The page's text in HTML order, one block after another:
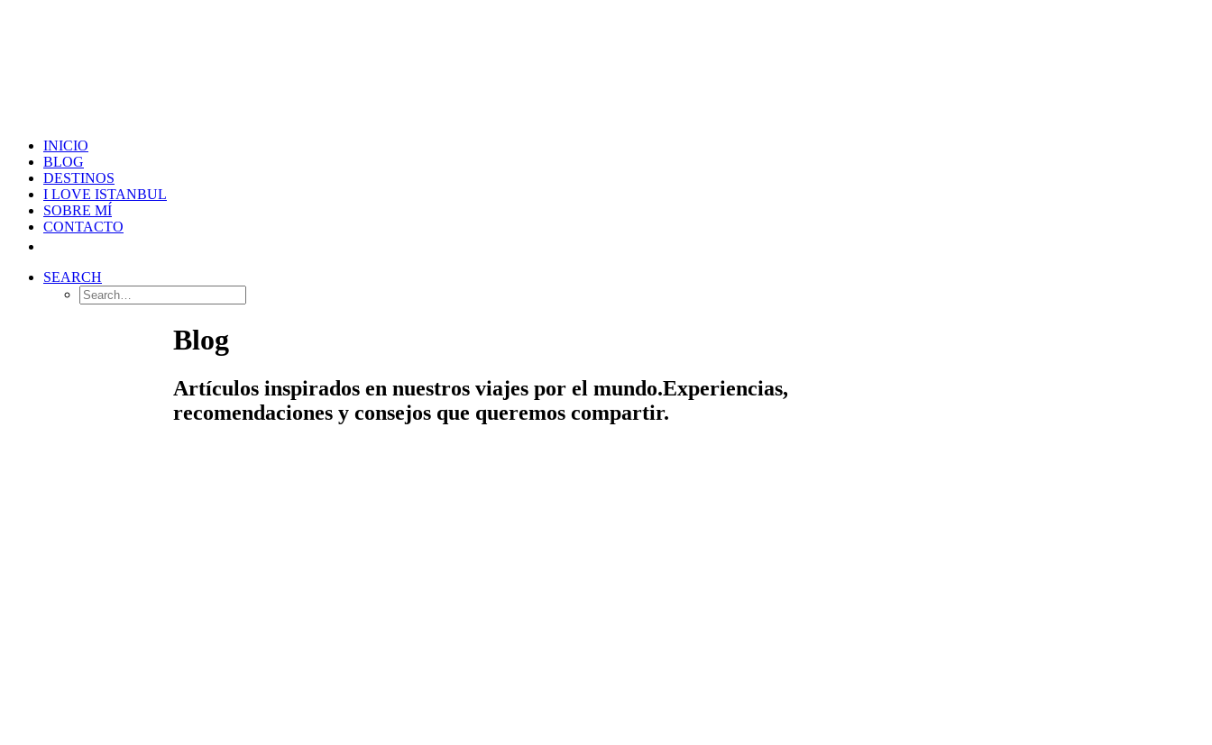
INICIO
BLOG
DESTINOS
I LOVE ISTANBUL
SOBRE MÍ
CONTACTO
SEARCH
Blog
Artículos inspirados en nuestros viajes por el mundo.Experiencias,
recomendaciones y consejos que queremos compartir.